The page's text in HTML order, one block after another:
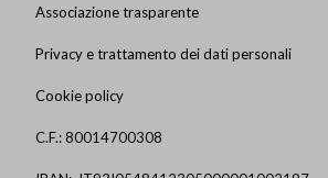
Associazione trasparente
Privacy e trattamento dei dati personali
Cookie policy
C.F.: 80014700308